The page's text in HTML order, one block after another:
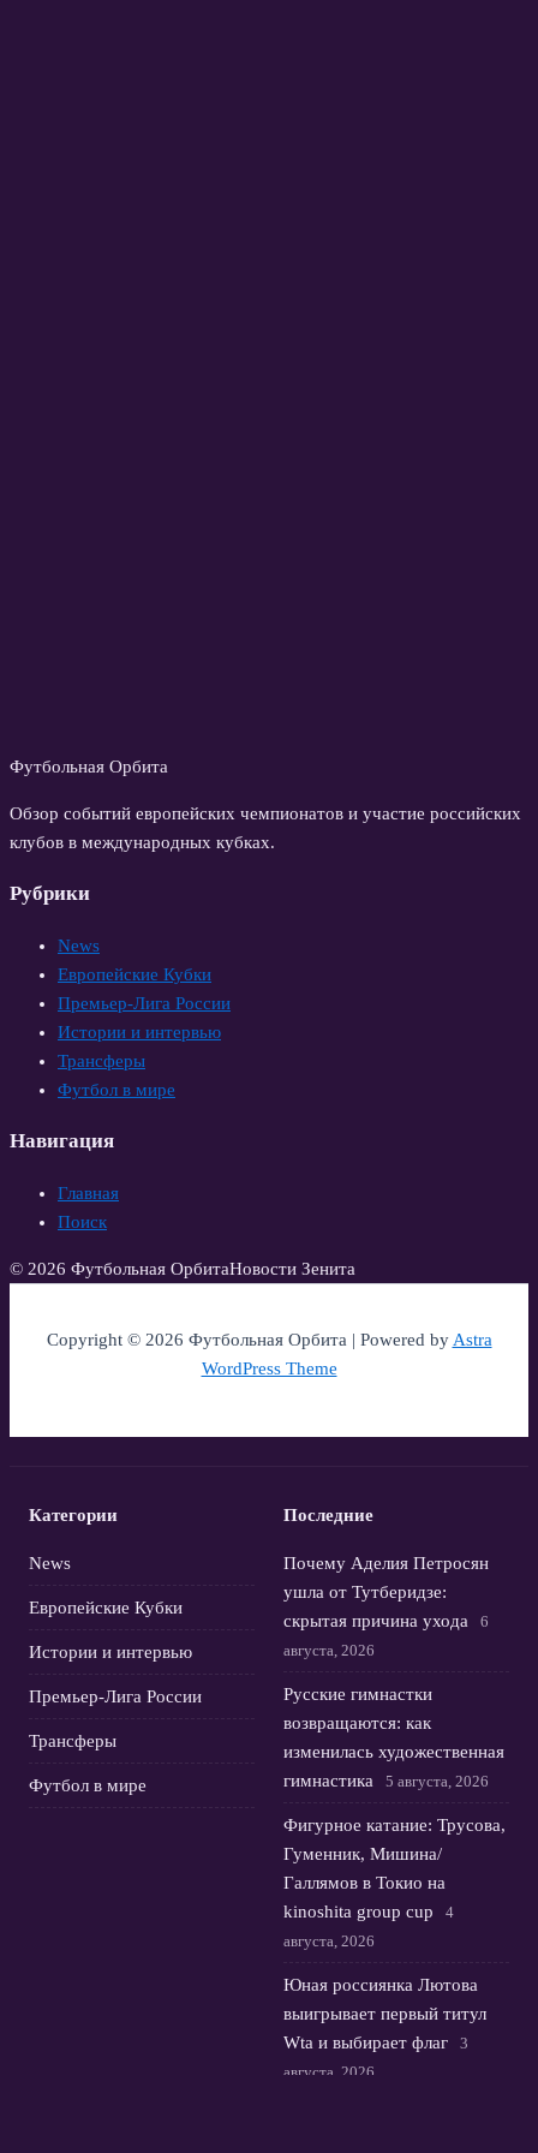
Футбольная Орбита
Обзор событий европейских чемпионатов и участие российских
клубов в международных кубках.
Рубрики
News
Европейские Кубки
Премьер-Лига России
Истории и интервью
Трансферы
Футбол в мире
Навигация
Главная
Поиск
© 2026 Футбольная ОрбитаНовости Зенита
Copyright © 2026 Футбольная Орбита | Powered byAstra
WordPress Theme
Категории
News
Европейские Кубки
Истории и интервью
Премьер-Лига России
Трансферы
Футбол в мире
Последние
Почему Аделия Петросян
ушла от Тутберидзе:
скрытая причина ухода
6
августа, 2026
Русские гимнастки
возвращаются: как
изменилась художественная
гимнастика
5 августа, 2026
Фигурное катание: Трусова,
Гуменник, Мишина/
Галлямов в Токио на
kinoshita group cup
4
августа, 2026
Юная россиянка Лютова
выигрывает первый титул
Wta и выбирает флаг
3
августа, 2026